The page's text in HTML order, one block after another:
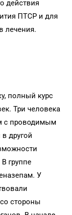
действия
ПТСР и для
лечения.
полный курс
Три человека
с проводимым
другой
группе
У
стороны